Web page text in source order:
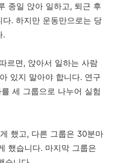
종일 앉아 일하고, 퇴근 후
. 하지만 운동만으로는 당
.
르면, 앉아서 일하는 사람
있지 말아야 합니다. 연구
세 그룹으로 나누어 실험
했고, 다른 그룹은 30분마
했습니다. 마지막 그룹은